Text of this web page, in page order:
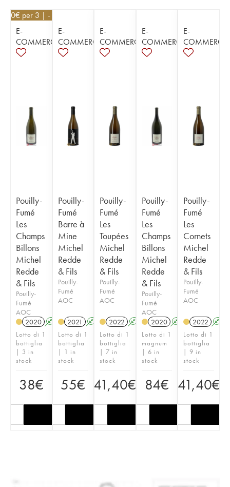
€ per 3 | - 10%
E-
COMMERCE
Pouilly-
Fumé
Les
Champs
Billons
Michel
Redde
& Fils
Pouilly-
Fumé
AOC
2020 A
Lotto di 1
bottiglia
| 3 in
stock
38€
E-
COMMERCE
Pouilly-
Fumé
Barre à
Mine
Michel
Redde
& Fils
Pouilly-
Fumé
AOC
2021 A
Lotto di 1
bottiglia
| 1 in
stock
55€
E-
COMMERCE
Pouilly-
Fumé
Les
Toupées
Michel
Redde
& Fils
Pouilly-
Fumé
AOC
2022 A
Lotto di 1
bottiglia
| 7 in
stock
41,40€
E-
COMMERCE
Pouilly-
Fumé
Les
Champs
Billons
Michel
Redde
& Fils
Pouilly-
Fumé
AOC
2020 A
Lotto di 1
magnum
| 6 in
stock
84€
E-
COMMERCE
Pouilly-
Fumé
Les
Cornets
Michel
Redde
& Fils
Pouilly-
Fumé
AOC
2022 A
Lotto di 1
bottiglia
| 9 in
stock
41,40€